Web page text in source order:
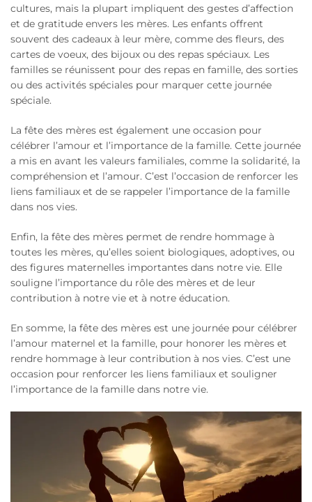
cultures, mais la plupart impliquent des gestes d’affection
et de gratitude envers les mères. Les enfants offrent
souvent des cadeaux à leur mère, comme des fleurs, des
cartes de voeux, des bijoux ou des repas spéciaux. Les
familles se réunissent pour des repas en famille, des sorties
ou des activités spéciales pour marquer cette journée
spéciale.
La fête des mères est également une occasion pour
célébrer l’amour et l’importance de la famille. Cette journée
a mis en avant les valeurs familiales, comme la solidarité, la
compréhension et l’amour. C’est l’occasion de renforcer les
liens familiaux et de se rappeler l’importance de la famille
dans nos vies.
Enfin, la fête des mères permet de rendre hommage à
toutes les mères, qu’elles soient biologiques, adoptives, ou
des figures maternelles importantes dans notre vie. Elle
souligne l’importance du rôle des mères et de leur
contribution à notre vie et à notre éducation.
En somme, la fête des mères est une journée pour célébrer
l’amour maternel et la famille, pour honorer les mères et
rendre hommage à leur contribution à nos vies. C’est une
occasion pour renforcer les liens familiaux et souligner
l’importance de la famille dans notre vie.